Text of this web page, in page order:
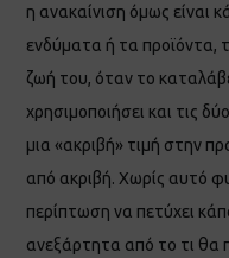
η ανακαίνιση όμως είναι
ενδύματα ή τα προϊόντα,
ζωή του, όταν το
χρησιμοποιήσει και τις
μια «ακριβή» τιμή στην
από ακριβή. Χωρίς αυτό
περίπτωση να πετύχει
ανεξάρτητα από το τι θα